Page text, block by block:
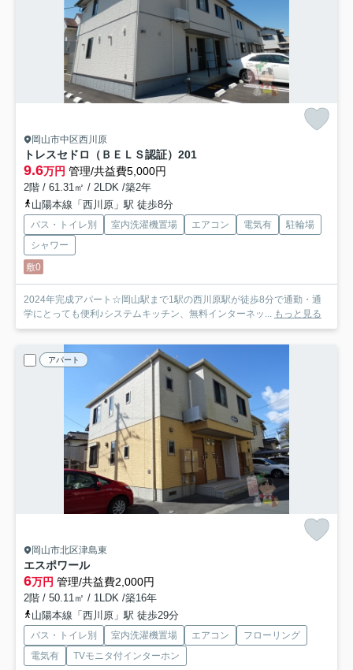
岡山市中区西川原
トレスセドロ（ＢＥＬＳ認証） 201
9.6万円 管理/共益費5,000円
2階 / 61.31㎡ / 2LDK /築2年
山陽本線「西川原」駅 徒歩8分
バス・トイレ別 室内洗濯機置場 エアコン 電気有
駐輪場
シャワー
敷0
2024年完成アパート☆岡山駅まで1駅の西川原駅が徒歩8分で通勤・通
学にとっても便利♪システムキッチン、無料インターネッ... もっと見る
アパート
岡山市北区津島東
エスポワール
6万円 管理/共益費2,000円
2階 / 50.11㎡ / 1LDK /築16年
山陽本線「西川原」駅 徒歩29分
バス・トイレ別 室内洗濯機置場 エアコン
フローリング
電気有
TVモニタ付インターホン